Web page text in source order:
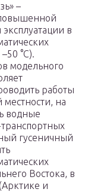
–
в
°С).
модельного
работы
местности, на
водные
гусеничный
Востока, в
и